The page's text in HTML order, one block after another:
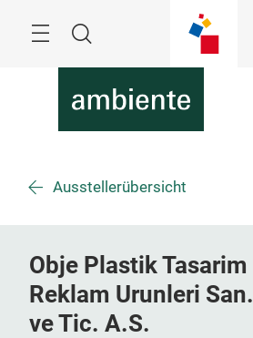
Suche
Ausstellerübersicht
Obje Plastik Tasarim
Reklam Urunleri San.
ve Tic. A.S.